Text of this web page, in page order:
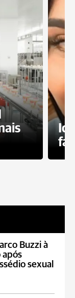
Buzzi à
após
sexual